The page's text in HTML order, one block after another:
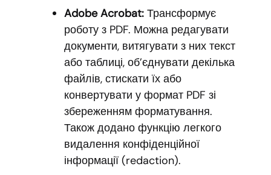
Adobe Acrobat: Трансформує
роботу з PDF. Можна редагувати
документи, витягувати з них текст
або таблиці, об’єднувати декілька
файлів, стискати їх або
конвертувати у формат PDF зі
збереженням форматування.
Також додано функцію легкого
видалення конфіденційної
інформації (redaction).